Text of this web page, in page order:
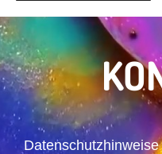
Datenschutzhinweise